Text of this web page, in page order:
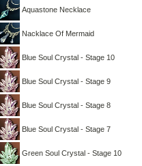
Aquastone Necklace
Nacklace Of Mermaid
Blue Soul Crystal - Stage 10
Blue Soul Crystal - Stage 9
Blue Soul Crystal - Stage 8
Blue Soul Crystal - Stage 7
Green Soul Crystal - Stage 10